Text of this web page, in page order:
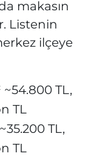
makasın
Listenin
ilçeye
TL,
TL
TL,
TL